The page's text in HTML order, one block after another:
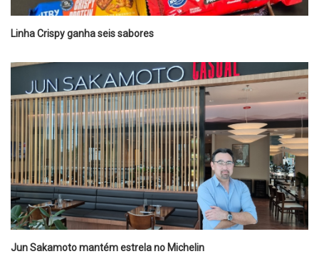
Linha Crispy ganha seis sabores
Jun Sakamoto mantém estrela no Michelin